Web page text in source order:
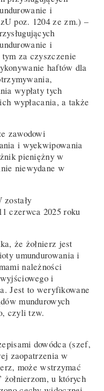
i
poz. 1204 ze zm.) –
i
za czyszczenie
haftów dla
wypłaty tych
wypłacania, a także
zawodowi
i wyekwipowania
pieniężny w
niewydane w
zostały
czerwca 2025 roku
że żołnierz jest
umundurowania i
należności
i
Jest to weryfikowane
mundurowych
czyli tzw.
dowódca (szef,
zaopatrzenia w
może wstrzymać
żołnierzom, u których